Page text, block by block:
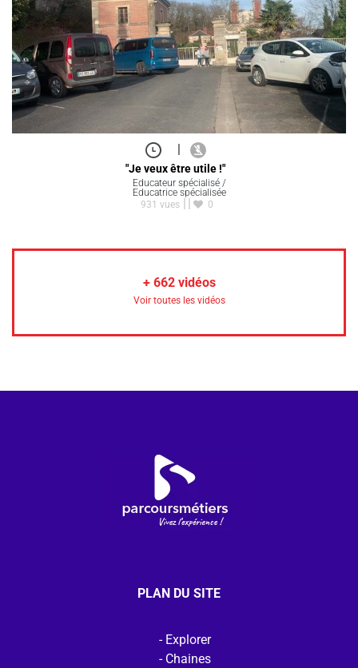
"Je veux être utile !"
Educateur spécialisé /
Educatrice spécialisée
931 vues
0
+ 662vidéos
Voir toutes les vidéos
PLAN DU SITE
Explorer
Chaines